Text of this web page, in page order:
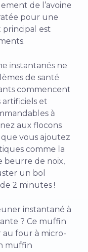
de l’avoine
pour une
principal est
instantanés ne
de santé
commencent
artificiels et
à
aux flocons
vous ajoutez
comme la
beurre de noix,
un bol
2 minutes !
instantané à
? Ce muffin
au four à micro-
muffin